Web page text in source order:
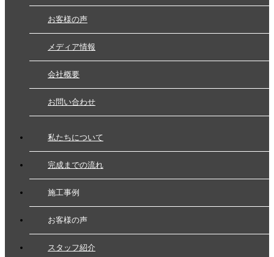
お客様の声
メディア情報
会社概要
お問い合わせ
私たちについて
完成までの流れ
施工事例
お客様の声
スタッフ紹介